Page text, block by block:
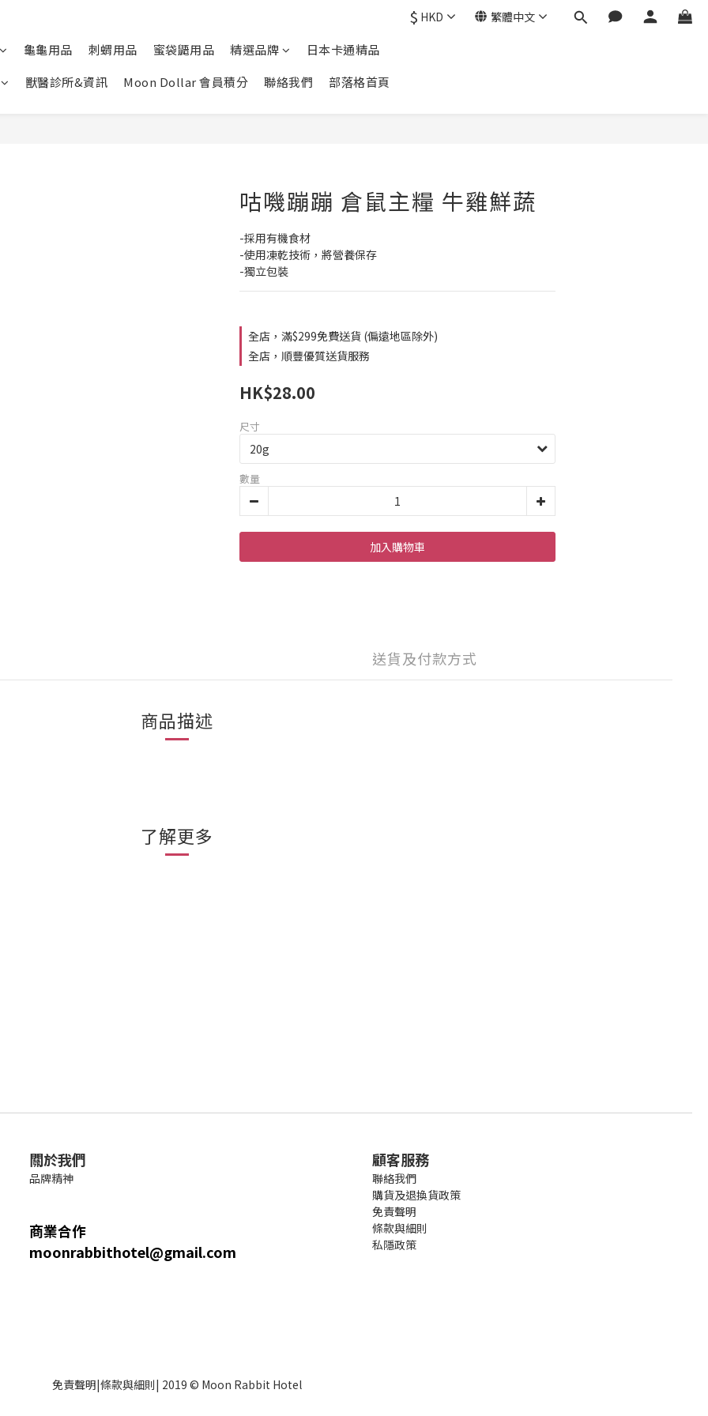
$ HKD 繁體中文
龜龜用品 刺蝟用品 蜜袋鼯用品 精選品牌
日本卡通精品
獸醫診所&資訊
Moon Dollar 會員積分 聯絡我們 部落格首頁
咕嘰蹦蹦 倉鼠主糧 牛雞鮮蔬
-採用有機食材
-使用凍乾技術，將營養保存
-獨立包裝
全店，滿$299免費送貨 (偏遠地區除外)
全店，順豐優質送貨服務
HK$28.00
尺寸
數量
加入購物車
送貨及付款方式
商品描述
了解更多
關於我們
品牌精神
商業合作
moonrabbithotel@gmail.com
顧客服務
聯絡我們
購貨及退換貨政策
免責聲明
條款與細則
私隱政策
免責聲明|條款與細則| 2019 © Moon Rabbit Hotel